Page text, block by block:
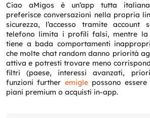
Ciao aMigos è un’app tutta
preferisce conversazioni nella propria
sicurezza, l’accesso tramite
telefono limita i profili falsi, mentre la
tiene a bada comportamenti
che molte chat random danno priorità
attiva e potresti trovare meno
filtri (paese, interessi avanzati,
funzioni further emiglepossono
piani premium o acquisti in-app.